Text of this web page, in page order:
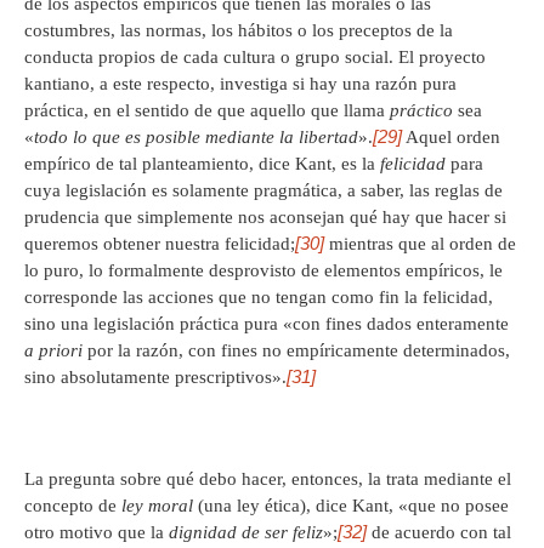
costumbres, las normas, los hábitos o los preceptos de la
conducta propios de cada cultura o grupo social. El proyecto
kantiano, a este respecto, investiga si hay una razón pura
práctica, en el sentido de que aquello que llama práctico sea
«todo lo que es posible mediante la libertad».[29]Aquel orden
empírico de tal planteamiento, dice Kant, es la felicidad para
cuya legislación es solamente pragmática, a saber, las reglas de
prudencia que simplemente nos aconsejan qué hay que hacer si
queremos obtener nuestra felicidad;[30]mientras que al orden de
lo puro, lo formalmente desprovisto de elementos empíricos, le
corresponde las acciones que no tengan como fin la felicidad,
sino una legislación práctica pura «con fines dados enteramente
a priori por la razón, con fines no empíricamente determinados,
sino absolutamente prescriptivos».[31]
La pregunta sobre qué debo hacer, entonces, la trata mediante el
concepto de ley moral (una ley ética), dice Kant, «que no posee
otro motivo que la dignidad de ser feliz»;[32]de acuerdo con tal